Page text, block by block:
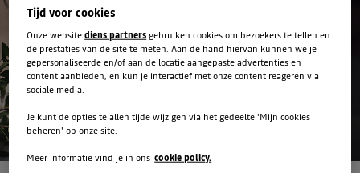
Tijd voor cookies
Onze websitediens partners gebruiken cookies om bezoekers te tellen en
de prestaties van de site te meten. Aan de hand hiervan kunnen we je
gepersonaliseerde en/of aan de locatie aangepaste advertenties en
content aanbieden, en kun je interactief met onze content reageren via
sociale media.
Je kunt de opties te allen tijde wijzigen via het gedeelte 'Mijn cookies
beheren' op onze site.
Meer informatie vind je in ons cookie policy.